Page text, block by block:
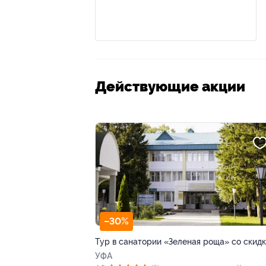
Действующие акции
–30%
Тур в санатории «Зеленая роща» со
УФА